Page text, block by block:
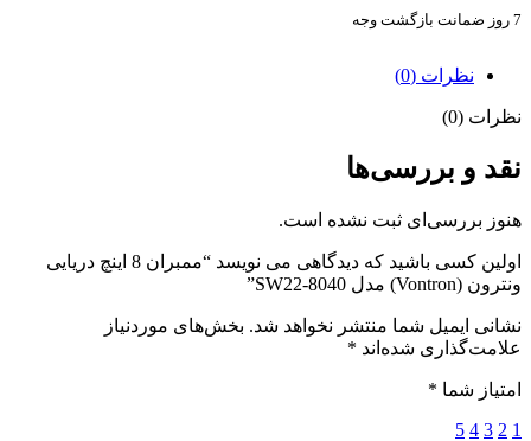
7 روز ضمانت بازگشت وجه
نظرات (0)
نظرات (0)
نقد و بررسی‌ها
هنوز بررسی‌ای ثبت نشده است.
اولین کسی باشید که دیدگاهی می نویسد “ممبران 8 اینچ دریایی
ونترون (Vontron) مدل SW22-8040”
نشانی ایمیل شما منتشر نخواهد شد. بخش‌های موردنیاز
علامت‌گذاری شده‌اند *
امتیاز شما *
1
2
3
4
5